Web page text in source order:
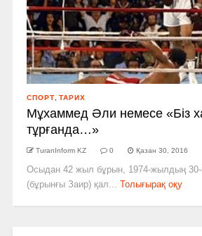
СПОРТ ТАРИХ
Мұхаммед Әли немесе «Біз
тұрғанда…»
TuranInform KZ 0 Қазан 30, 2016
Осыдан 42 жыл бұрын, 1974-жылдың 30-
(бұрынғы Заир) қал...
Толығырақ оқу